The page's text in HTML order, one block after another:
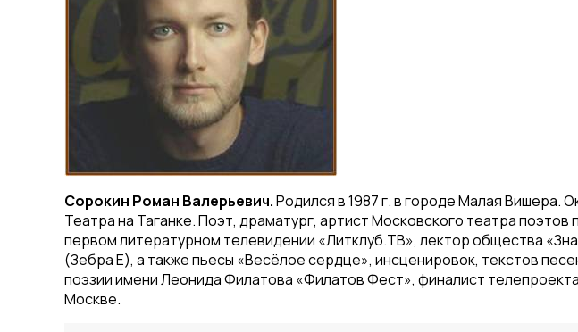
Сорокин Роман Валерьевич.Родился в 1987 г. в городе Малая Вишера.
Театра на Таганке. Поэт, драматург, артист Московского театра
первом литературном телевидении «Литклуб.ТВ», лектор общества
(Зебра Е), а также пьесы «Весёлое сердце», инсценировок, текстов
поэзии имени Леонида Филатова «Филатов Фест», финалист
Москве.